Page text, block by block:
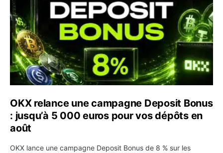
OKX relance une campagne Deposit Bonus
: jusqu’à 5 000 euros pour vos dépôts en
août
OKX lance une campagne Deposit Bonus de 8 % sur les